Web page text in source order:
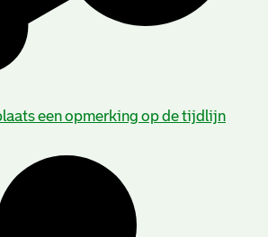
een opmerking op de tijdlijn